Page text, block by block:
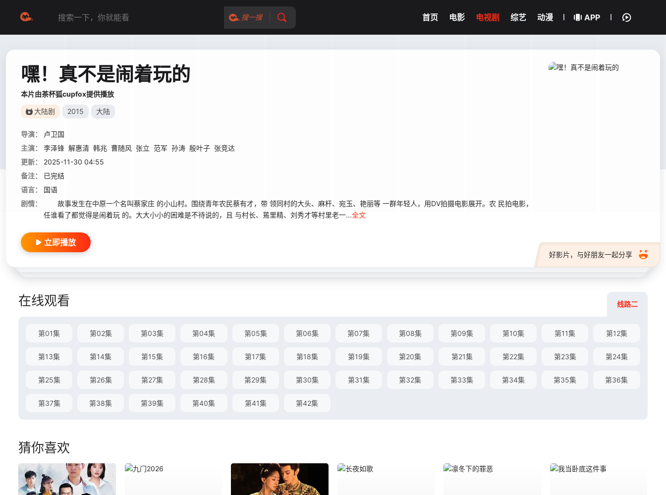
搜一搜 首页 电影 电视剧 综艺 动漫 APP
嘿！真不是闹着玩的
本片由茶杯狐cupfox提供播放
大陆剧 2015 大陆
导演：
卢卫国
主演：
李泽锋 解惠清 韩兆 曹随风 张立 范军 孙涛 殷叶子 张竞达
更新：
2025-11-30 04:55
备注：
已完结
语言：
国语
剧情：
故事发生在中原一个名叫蔡家庄 的小山村。围绕青年农民蔡有才，带 领同村的大头、麻杆、宛玉、艳丽等 一群年轻人，用DV拍摄电影展开。农 民拍电影，
任谁看了都觉得是闹着玩 的。大大小小的困难是不待说的，且 与村长、蔫里精、刘秀才等村里老一...全文
好影片，与好朋友一起分享
立即播放
在线观看 线路二
第01集 第02集 第03集 第04集 第05集 第06集 第07集 第08集 第09集 第10集 第11集 第12集
第13集 第14集 第15集 第16集 第17集 第18集 第19集 第20集 第21集 第22集 第23集 第24集
第25集 第26集 第27集 第28集 第29集 第30集 第31集 第32集 第33集 第34集 第35集 第36集
第37集 第38集 第39集 第40集 第41集 第42集
猜你喜欢